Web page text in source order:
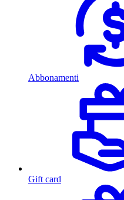
Abbonamenti
Gift card